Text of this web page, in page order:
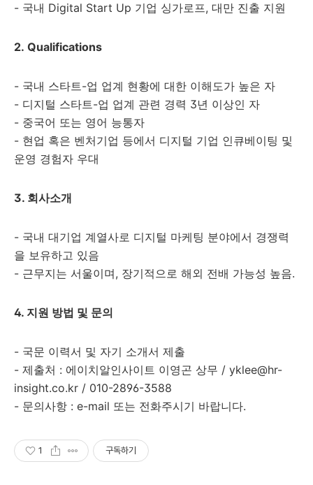
- 국내 Digital Start Up 기업 싱가로프, 대만 진출 지원
2. Qualifications
- 국내 스타트-업 업계 현황에 대한 이해도가 높은 자
- 디지털 스타트-업 업계 관련 경력 3년 이상인 자
- 중국어 또는 영어 능통자
- 현업 혹은 벤처기업 등에서 디지털 기업 인큐베이팅 및
운영 경험자 우대
3. 회사소개
- 국내 대기업 계열사로 디지털 마케팅 분야에서 경쟁력
을 보유하고 있음
- 근무지는 서울이며, 장기적으로 해외 전배 가능성 높음.
4. 지원 방법 및 문의
- 국문 이력서 및 자기 소개서 제출
- 제출처 : 에이치알인사이트 이영곤 상무 / yklee@hr-
insight.co.kr / 010-2896-3588
- 문의사항 : e-mail 또는 전화주시기 바랍니다.
1 구독하기